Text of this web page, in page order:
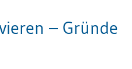
– Gründe